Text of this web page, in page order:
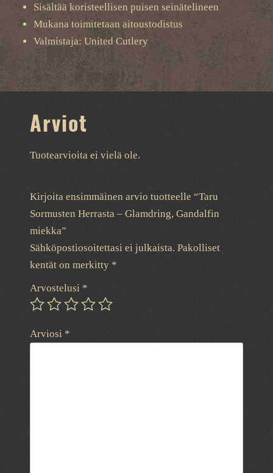
Sisältää koristeellisen puisen seinätelineen
Mukana toimitetaan aitoustodistus
Valmistaja: United Cutlery
Arviot
Tuotearvioita ei vielä ole.
Kirjoita ensimmäinen arvio tuotteelle “Taru
Sormusten Herrasta – Glamdring, Gandalfin
miekka”
Sähköpostiosoitettasi ei julkaista. Pakolliset
kentät on merkitty *
Arvostelusi *
Arviosi *